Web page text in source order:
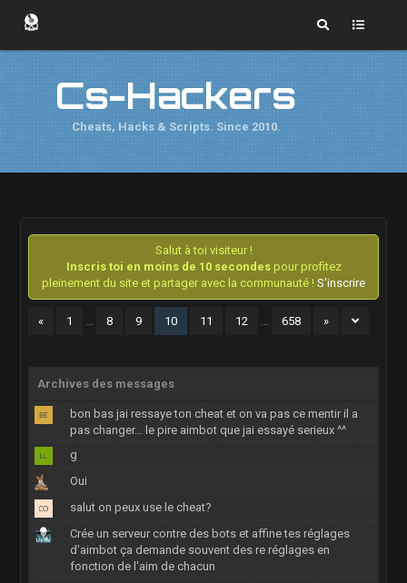
Cs-Hackers
Cheats, Hacks & Scripts. Since 2010.
Salut à toi visiteur !
Inscris toi en moins de 10 secondespour profitez
pleinement du site et partager avec la communauté ! S'inscrire
« 1 … 8 9 10 11 12 … 658 »
Archives des messages
bon bas jai ressaye ton cheat et on va pas ce mentir il a
pas changer... le pire aimbot que jai essayé serieux ^^
g
Oui
salut on peux use le cheat?
Crée un serveur contre des bots et affine tes réglages
d'aimbot ça demande souvent des re réglages en
fonction de l'aim de chacun